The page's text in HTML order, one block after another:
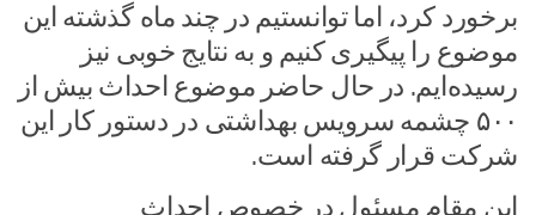
برخورد کرد، اما توانستیم در چند ماه گذشته این
موضوع را پیگیری کنیم و به نتایج خوبی نیز
رسیده‌ایم. در حال حاضر موضوع احداث بیش از
۵۰۰ چشمه سرویس بهداشتی در دستور کار این
شرکت قرار گرفته است.
این مقام مسئول در خصوص احداث